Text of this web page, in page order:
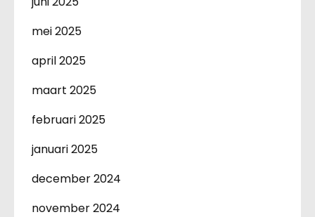
mei 2025
april 2025
maart 2025
februari 2025
januari 2025
december 2024
november 2024